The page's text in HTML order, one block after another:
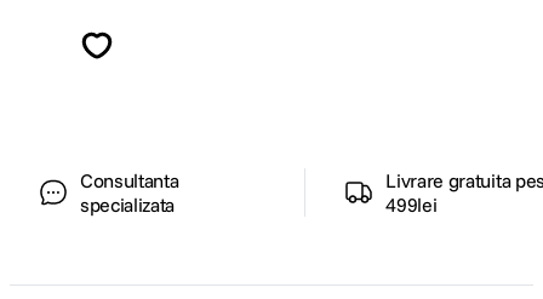
Consultanta
specializata
Livrare gratuita
499lei